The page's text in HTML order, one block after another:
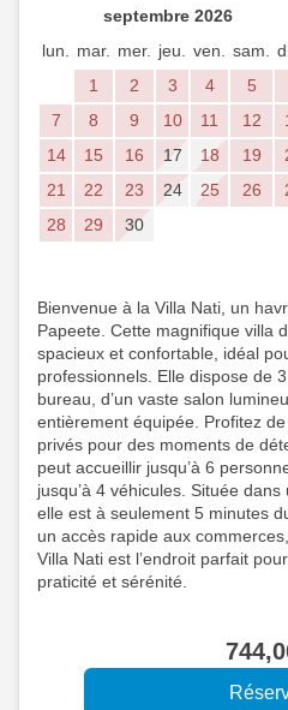
septembre 2026
lun.
mar. mer. jeu. ven. sam.
1
2 3 4 5
7
8 9 10 11 12
14
15 16 17 18 19
21
22 23 24 25 26
28
29 30
Bienvenue à la Villa Nati, un
Papeete. Cette magnifique villa
spacieux et confortable, idéal
professionnels. Elle dispose de
bureau, d’un vaste salon
entièrement équipée. Profitez
privés pour des moments de
peut accueillir jusqu’à 6
jusqu’à 4 véhicules. Située
elle est à seulement 5 minutes
un accès rapide aux
Villa Nati est l’endroit parfait
praticité et sérénité.
744